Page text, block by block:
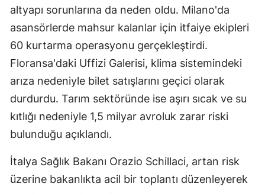
Gaziantep
Giresun
Gümüşhane
Hakkari
Hatay
İstanbul
altyapı sorunlarına da neden oldu. Milano'da
asansörlerde mahsur kalanlar için itfaiye ekipleri
60 kurtarma operasyonu gerçekleştirdi.
Floransa'daki Uffizi Galerisi, klima sistemindeki
arıza nedeniyle bilet satışlarını geçici olarak
durdurdu. Tarım sektöründe ise aşırı sıcak ve su
kıtlığı nedeniyle 1,5 milyar avroluk zarar riski
bulunduğu açıklandı.
İtalya Sağlık Bakanı Orazio Schillaci, artan risk
üzerine bakanlıkta acil bir toplantı düzenleyerek